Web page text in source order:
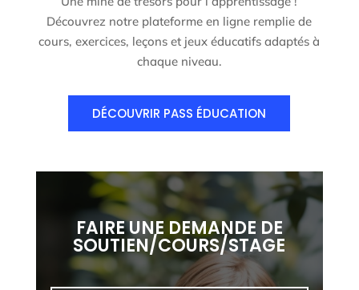
Découvrez notre plateforme en ligne remplie de
cours, exercices, leçons et jeux éducatifs adaptés à
chaque niveau.
DÉCOUVRIR PASS ÉDUCATION
FAIRE UNE DEMANDE DE
SOUTIEN/COURS/STAGE